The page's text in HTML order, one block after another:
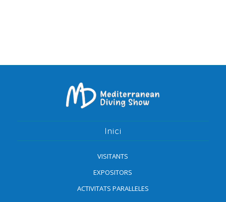
Inici
VISITANTS
EXPOSITORS
ACTIVITATS PARAL·LELES